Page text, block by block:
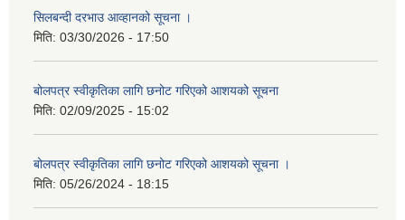
सिलबन्दी दरभाउ आव्हानको सूचना ।
मिति: 03/30/2026 - 17:50
बोलपत्र स्वीकृतिका लागि छनोट गरिएको आशयको सूचना
मिति: 02/09/2025 - 15:02
बोलपत्र स्वीकृतिका लागि छनोट गरिएको आशयको सूचना ।
मिति: 05/26/2024 - 18:15